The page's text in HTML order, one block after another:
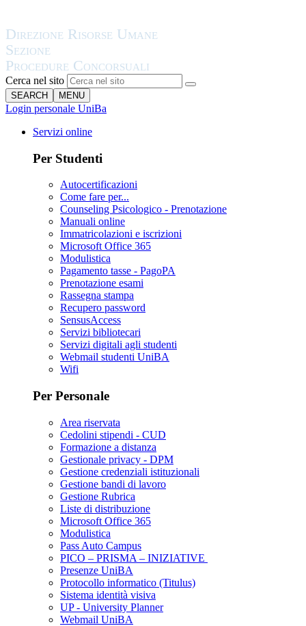
Cerca nel sito
SEARCH MENU
Login personale UniBa
Servizi online
Per Studenti
Autocertificazioni
Come fare per...
Counseling Psicologico - Prenotazione
Manuali online
Immatricolazioni e iscrizioni
Microsoft Office 365
Modulistica
Pagamento tasse - PagoPA
Prenotazione esami
Rassegna stampa
Recupero password
SensusAccess
Servizi bibliotecari
Servizi digitali agli studenti
Webmail studenti UniBA
Wifi
Per Personale
Area riservata
Cedolini stipendi - CUD
Formazione a distanza
Gestionale privacy - DPM
Gestione credenziali istituzionali
Gestione bandi di lavoro
Gestione Rubrica
Liste di distribuzione
Microsoft Office 365
Modulistica
Pass Auto Campus
PICO – PRISMA – INIZIATIVE
Presenze UniBA
Protocollo informatico (Titulus)
Sistema identità visiva
UP - University Planner
Webmail UniBA